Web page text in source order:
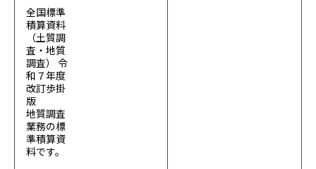
全国標準
積算資料
（土質調
査・地質
調査） 令
和７年度
改訂歩掛
版
地質調査
業務の標
準積算資
料です。